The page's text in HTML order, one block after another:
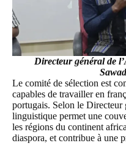
Directeur général de
Le comité de sélection est
capables de travailler en
portugais. Selon le Directeur
linguistique permet une
les régions du continent
diaspora, et contribue à une